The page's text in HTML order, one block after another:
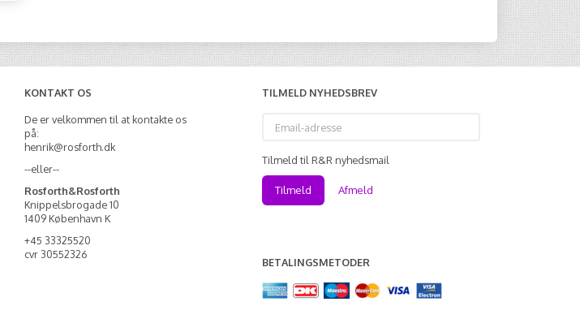
KONTAKT OS
De er velkommen til at kontakte os
på:
henrik@rosforth.dk
--eller--
Rosforth&Rosforth
Knippelsbrogade 10
1409 København K
+45 33325520
cvr 30552326
TILMELD NYHEDSBREV
adresse
Tilmeld til R&R nyhedsmail
Tilmeld Afmeld
BETALINGSMETODER